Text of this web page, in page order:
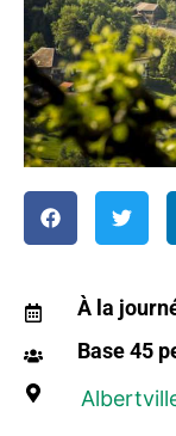
À la
Base 45